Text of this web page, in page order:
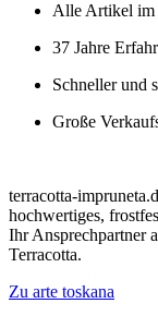
Alle Artikel im
37 Jahre
Schneller und
Große
terracotta-
hochwertiges,
Ihr Ansprechpartner
Terracotta.
Zu arte toskana